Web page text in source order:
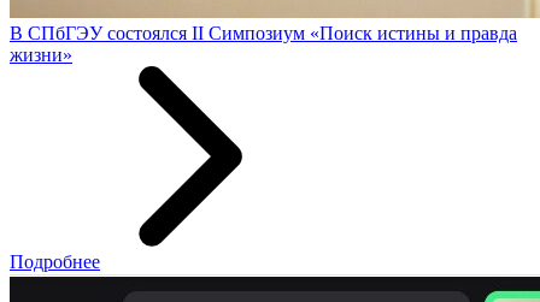
В СПбГЭУ состоялся II Симпозиум «Поиск истины и правда
жизни»
Подробнее